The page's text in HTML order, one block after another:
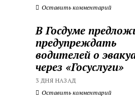
Оставить комментарий
В Госдуме
предупреждать
водителей о
через «Госуслуги»
3 ДНЯ НАЗАД
Оставить комментарий